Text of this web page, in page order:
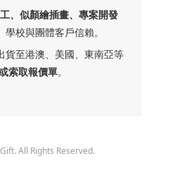
、似顏繪插畫、專案開發
校與團體客戶信賴。
貨至港澳、美國、東南亞等
索取報價單。
All Rights Reserved.